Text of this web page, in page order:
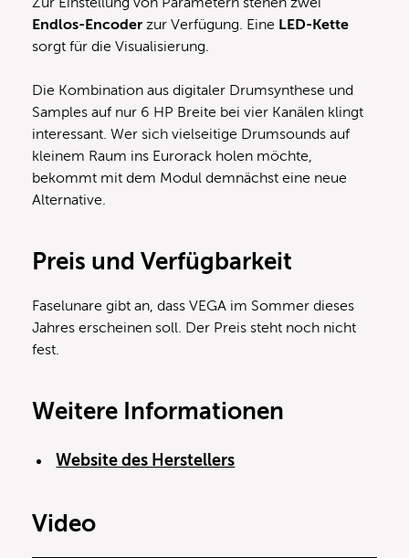
Endlos-Encoder zur Verfügung. Eine LED-Kette
sorgt für die Visualisierung.
Die Kombination aus digitaler Drumsynthese und
Samples auf nur 6 HP Breite bei vier Kanälen klingt
interessant. Wer sich vielseitige Drumsounds auf
kleinem Raum ins Eurorack holen möchte,
bekommt mit dem Modul demnächst eine neue
Alternative.
Preis und Verfügbarkeit
Faselunare gibt an, dass VEGA im Sommer dieses
Jahres erscheinen soll. Der Preis steht noch nicht
fest.
Weitere Informationen
Website des Herstellers
Video